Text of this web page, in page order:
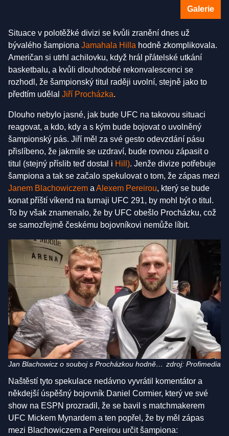
Galerie
Situace v polotěžké divizi se kvůli zranění dnes už
bývalého šampiona Jamahala Hilla hodně zkomplikovala.
Američan si utrhl achilovku, když hrál přátelské utkání
basketbalu, a kvůli dlouhodobé rekonvalescenci se
rozhodl, že šampionský titul raději uvolní, stejně jako to
předtím udělal Jiří Procházka.
Dlouho nebylo jasné, jak bude UFC na takovou situaci
reagovat, a kdo, kdy a s kým bude bojovat o uvolněný
šampionský pás. Jiří měl za své gesto odevzdání pásu
přislíbeno, že jakmile se uzdraví, bude rovnou zápasit o
titul (stejný příslib teď dostal i Hill). Jenže divize potřebuje
šampiona a tak se začalo spekulovat o tom, že zápas mezi
Janem Blachowiczem aAlexem Pereirou, který se bude
konat příští víkend na turnaji UFC 291, by mohl být o titul.
To by však znamenalo, že by UFC obešlo Procházku, což
se samozřejmě českému bojovníkovi nemůže líbit.
Jan Blachowicz o souboj s Procházkou hodně
zdroj: Profimedia
Naštěstí tyto spekulace nedávno vyvrátil komentátor a
někdejší úspěšný bojovník Daniel Cormier, který ve své
show na ESPN prozradil, že se bavil s matchmakerem
UFC Mickem Mynardem a ten popřel, že by měl zápas
mezi Blachowiczem a Pereirou určit šampiona: